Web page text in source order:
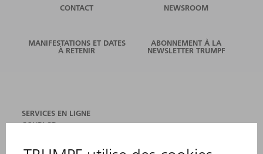
CONTACT NEWSROOM
MANIFESTATIONS ET DATES
À RETENIR
ABONNEMENT À LA
NEWSLETTER TRUMPF
SERVICES EN LIGNE
CONTACT
MANIFESTATIONS ET DATES À RETENIR